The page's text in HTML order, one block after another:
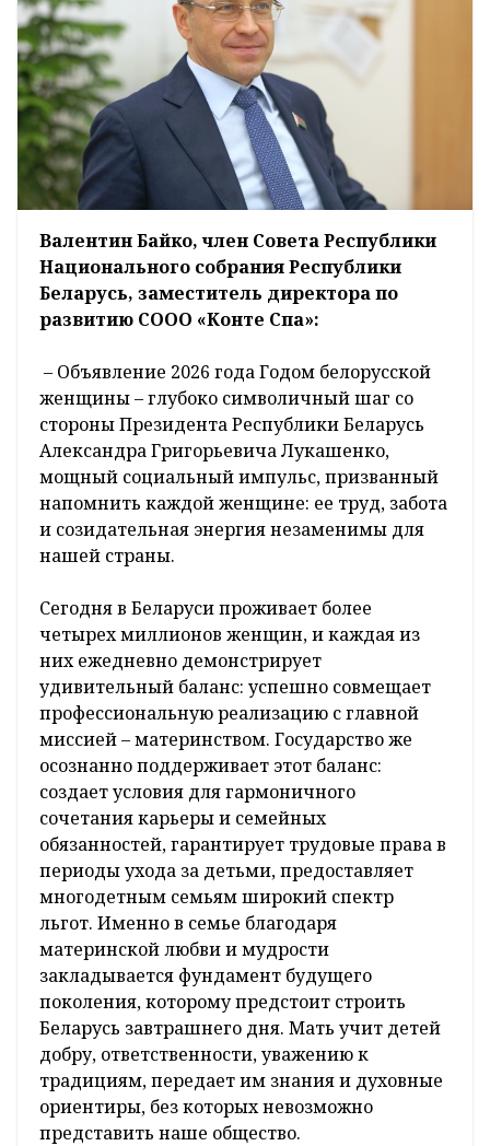
Валентин Байко, член Совета Республики
Национального собрания Республики
Беларусь, заместитель директора по
развитию СООО «Конте Спа»:
– Объявление 2026 года Годом белорусской
женщины – глубоко символичный шаг со
стороны Президента Республики Беларусь
Александра Григорьевича Лукашенко,
мощный социальный импульс, призванный
напомнить каждой женщине: ее труд, забота
и созидательная энергия незаменимы для
нашей страны.
Сегодня в Беларуси проживает более
четырех миллионов женщин, и каждая из
них ежедневно демонстрирует
удивительный баланс: успешно совмещает
профессиональную реализацию с главной
миссией – материнством. Государство же
осознанно поддерживает этот баланс:
создает условия для гармоничного
сочетания карьеры и семейных
обязанностей, гарантирует трудовые права в
периоды ухода за детьми, предоставляет
многодетным семьям широкий спектр
льгот. Именно в семье благодаря
материнской любви и мудрости
закладывается фундамент будущего
поколения, которому предстоит строить
Беларусь завтрашнего дня. Мать учит детей
добру, ответственности, уважению к
традициям, передает им знания и духовные
ориентиры, без которых невозможно
представить наше общество.